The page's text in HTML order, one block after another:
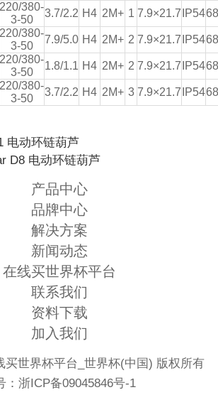
220/380-
3-50
3.7/2.2 H4 2M+ 1 7.9×21.7 IP54
220/380-
3-50
7.9/5.0 H4 2M+ 2 7.9×21.7 IP54
220/380-
3-50
1.8/1.1 H4 2M+ 2 7.9×21.7 IP54
220/380-
3-50
3.7/2.2 H4 2M+ 3 7.9×21.7 IP54
电动环链葫芦
D8 电动环链葫芦
产品中心
品牌中心
解决方案
新闻动态
在线买世界杯平台
联系我们
资料下载
加入我们
买世界杯平台_世界杯(中国) 版权所有
：浙ICP备09045846号-1